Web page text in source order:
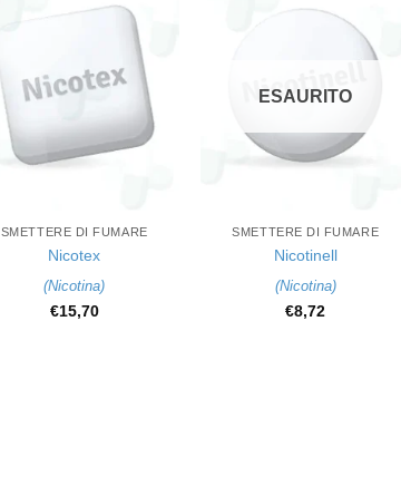
SMETTERE DI FUMARE
Nicotex
(Nicotina)
€15,70
ESAURITO
SMETTERE DI FUMARE
Nicotinell
(Nicotina)
€8,72